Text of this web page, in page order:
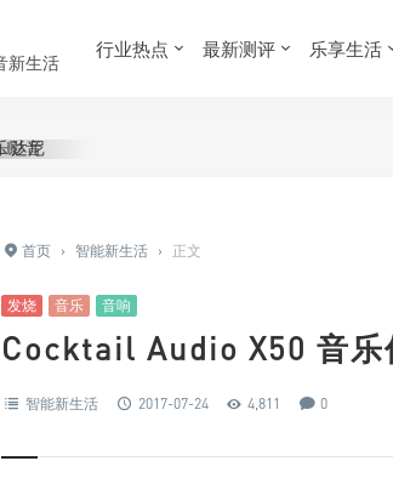
行业热点 最新测评 乐享生活
首页 › 智能新生活 › 正文
发烧 音乐 音响
Cocktail Audio X50 音乐
智能新生活 2017-07-24 4,811 0